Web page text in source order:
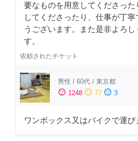
要なものを用意してくださっ
してくださったり、仕事が丁寧
うございます。また是非よろし
す。
依頼されたチケット
男性 / 60代 / 東京都
sentiment_satisfied 1248 sentiment_neutral 77 sentiment_dissatisfied 3
ワンボックス又はバイクで運び